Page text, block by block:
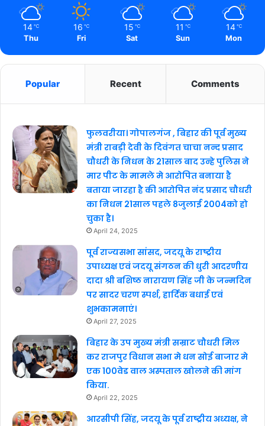
14 ℃
Thu
16 ℃
Fri
15 ℃
Sat
11 ℃
Sun
14 ℃
Mon
Popular Recent Comments
फुलवरीया। गोपालगंज , बिहार की पूर्व मुख्य
मंत्री राबड़ी देवी के दिवंगत चाचा नन्द प्रसाद
चौधरी के निधन के 21साल बाद उन्हे पुलिस ने
मार पीट के मामले मे आरोपित बनाया है
बताया जारहा है की आरोपित नंद प्रसाद चौधरी
का निधन 21साल पहले 8जुलाई 2004को हो
चुका है।
April 24, 2025
पूर्व राज्यसभा सांसद, जदयू के राष्ट्रीय
उपाध्यक्ष एवं जदयू संगठन की धुरी आदरणीय
दादा श्री बशिष्ठ नारायण सिंह जी के जन्मदिन
पर सादर चरण स्पर्श, हार्दिक बधाई एवं
शुभकामनाएं।
April 27, 2025
बिहार के उप मुख्य मंत्री सम्राट चौधरी मिल
कर राजपुर विधान सभा मे धन सोई बाजार मे
एक 100वेड वाल अस्पताल खोलने की मांग
किया.
April 22, 2025
आरसीपी सिंह, जदयू के पूर्व राष्ट्रीय अध्यक्ष, ने